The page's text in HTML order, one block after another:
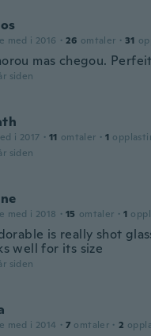
med i 2016 · 26 omtaler · 31
mas chegou.
siden
i 2017 · 11 omtaler · 1
siden
med i 2018 · 15 omtaler · 1
is really shot
well for its size
siden
med i 2014 · 7 omtaler · 2